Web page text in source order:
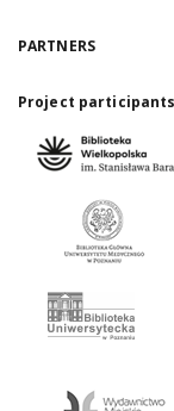
PARTNERS
Project participants